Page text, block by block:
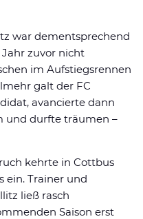
war dementsprechend
zuvor nicht
im Aufstiegsrennen
galt der FC
avancierte dann
und durfte träumen –
kehrte in Cottbus
ein. Trainer und
ließ rasch
Saison erst